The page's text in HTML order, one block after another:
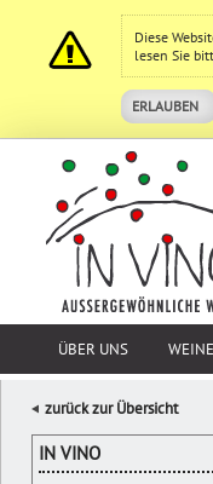
Diese
lesen Sie
ERLAUBEN
ÜBER UNS WEINE
zurück zur Übersicht
IN VINO